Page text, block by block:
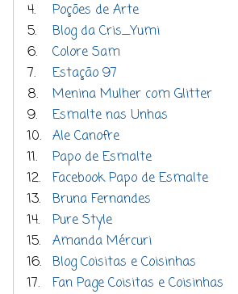
4.
Poções de Arte
5.
Blog da Cris_Yumi
6.
Colore Sam
7.
Estação 97
8.
Menina Mulher com Glitter
9.
Esmalte nas Unhas
10. Ale Canofre
11.
Papo de Esmalte
12.
Facebook Papo de Esmalte
13.
Bruna Fernandes
14.
Pure Style
15.
Amanda Mércuri
16. Blog Coisitas e Coisinhas
17.
Fan Page Coisitas e Coisinhas